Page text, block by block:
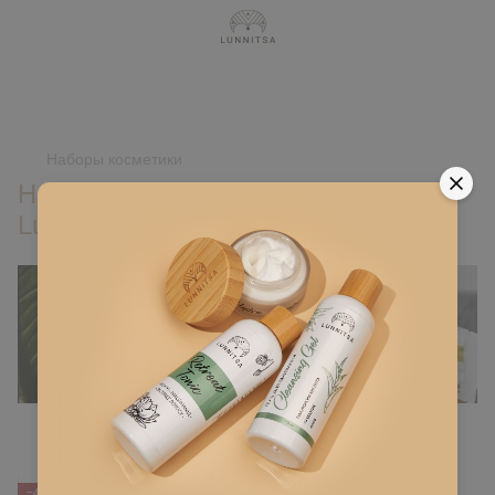
Наборы натуральной косметики
Lunnitsa
По популярности
−40%